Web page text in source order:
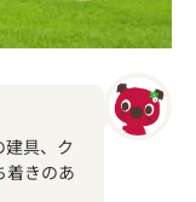
具、ク
着きのあ